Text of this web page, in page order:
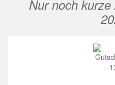
Nur noch